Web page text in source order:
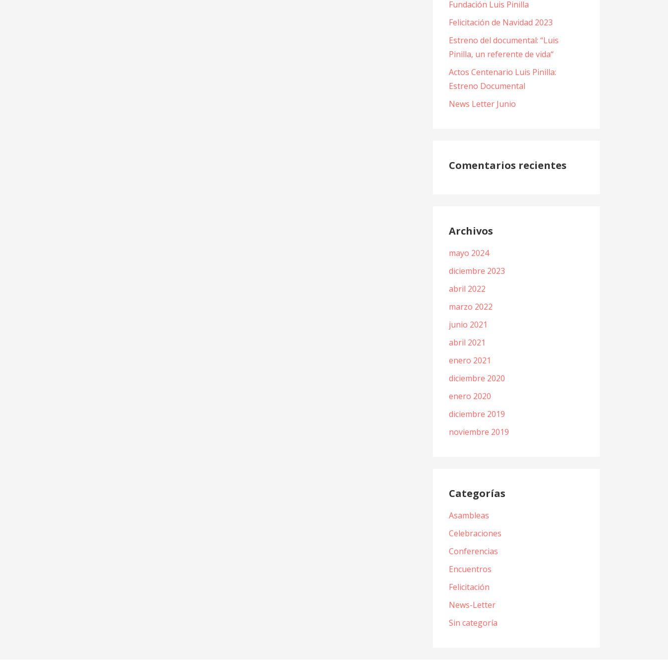
Fundación Luis Pinilla
Felicitación de Navidad 2023
Estreno del documental: “Luis
Pinilla, un referente de vida“
Actos Centenario Luis Pinilla:
Estreno Documental
News Letter Junio
Comentarios recientes
Archivos
mayo 2024
diciembre 2023
abril 2022
marzo 2022
junio 2021
abril 2021
enero 2021
diciembre 2020
enero 2020
diciembre 2019
noviembre 2019
Categorías
Asambleas
Celebraciones
Conferencias
Encuentros
Felicitación
News-Letter
Sin categoría